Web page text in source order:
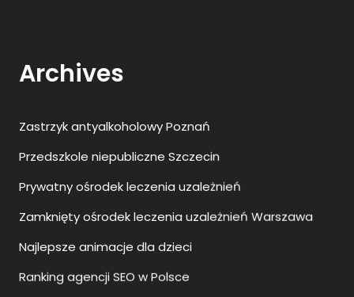
Przedszkole niepubliczne Szczecin
Zamknięty ośrodek leczenia uzależnień Warszawa
Najlepsze animacje dla dzieci
Ranking agencji SEO w Polsce
Wyciągarki do samochodów
Toksyna botulinowa
Transport indywidualny Szczecin Berlin